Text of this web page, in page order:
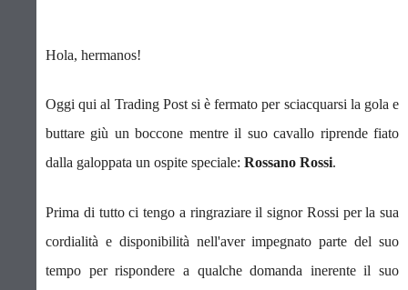
Hola, hermanos!
Oggi qui al Trading Post si è fermato per sciacquarsi la gola e
buttare giù un boccone mentre il suo cavallo riprende fiato
dalla galoppata un ospite speciale: Rossano Rossi.
Prima di tutto ci tengo a ringraziare il signor Rossi per la sua
cordialità e disponibilità nell'aver impegnato parte del suo
tempo per rispondere a qualche domanda inerente il suo